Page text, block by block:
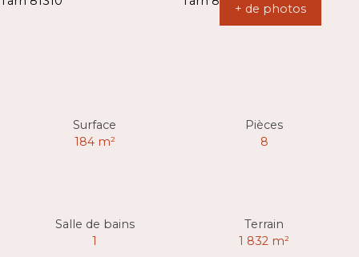
+ de photos
Surface
184 m²
Pièces
8
Salle de bains
1
Terrain
1 832 m²